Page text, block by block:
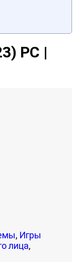
PC |
, Игры
лица,